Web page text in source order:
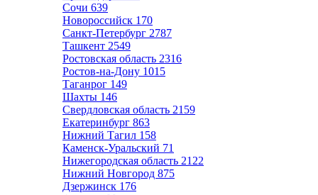
Сочи 639
Новороссийск 170
Санкт-Петербург 2787
Ташкент 2549
Ростовская область 2316
Ростов-на-Дону 1015
Таганрог 149
Шахты 146
Свердловская область 2159
Екатеринбург 863
Нижний Тагил 158
Каменск-Уральский 71
Нижегородская область 2122
Нижний Новгород 875
Дзержинск 176